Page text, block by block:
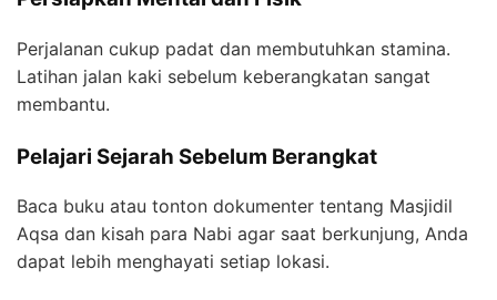
Perjalanan cukup padat dan membutuhkan stamina.
Latihan jalan kaki sebelum keberangkatan sangat
membantu.
Pelajari Sejarah Sebelum Berangkat
Baca buku atau tonton dokumenter tentang Masjidil
Aqsa dan kisah para Nabi agar saat berkunjung, Anda
dapat lebih menghayati setiap lokasi.